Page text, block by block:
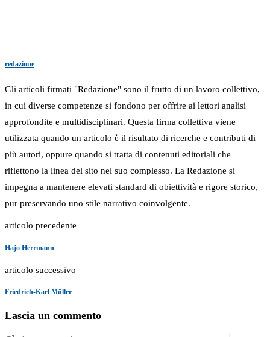
redazione
Gli articoli firmati "Redazione" sono il frutto di un lavoro collettivo,
in cui diverse competenze si fondono per offrire ai lettori analisi
approfondite e multidisciplinari. Questa firma collettiva viene
utilizzata quando un articolo è il risultato di ricerche e contributi di
più autori, oppure quando si tratta di contenuti editoriali che
riflettono la linea del sito nel suo complesso. La Redazione si
impegna a mantenere elevati standard di obiettività e rigore storico,
pur preservando uno stile narrativo coinvolgente.
articolo precedente
Hajo Herrmann
articolo successivo
Friedrich-Karl Müller
Lascia un commento